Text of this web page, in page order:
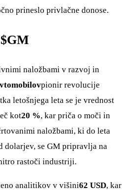
prineslo privlačne donose.
$GM
naložbami v razvoj in
pionir revolucije
letošnjega leta se je vrednost
kot20 %, kar priča o moči in
naložbami, ki do leta
dolarjev, se GM pripravlja na
rastoči industriji.
analitikov v višini62 USD, kar